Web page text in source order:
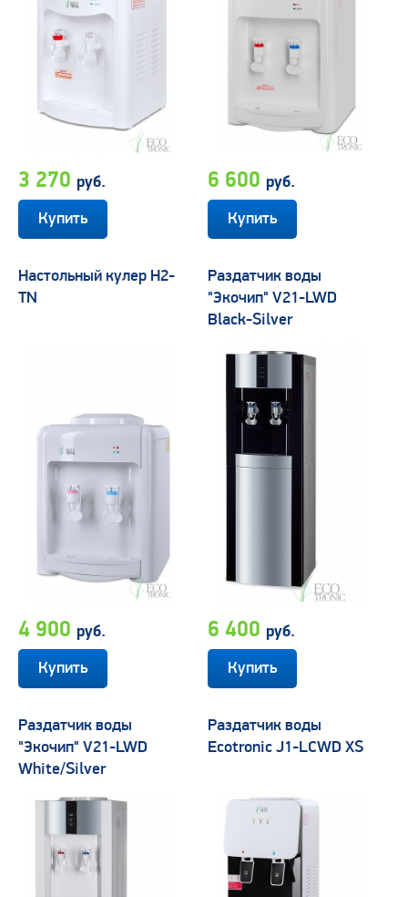
3 270 руб. 6 600 руб.
Настольный кулер H2-
TN
4 900 руб.
Раздатчик воды
"Экочип" V21-LWD
Black-Silver
6 400 руб.
Раздатчик воды
"Экочип" V21-LWD
White/Silver
Раздатчик воды
Ecotronic J1-LCWD XS